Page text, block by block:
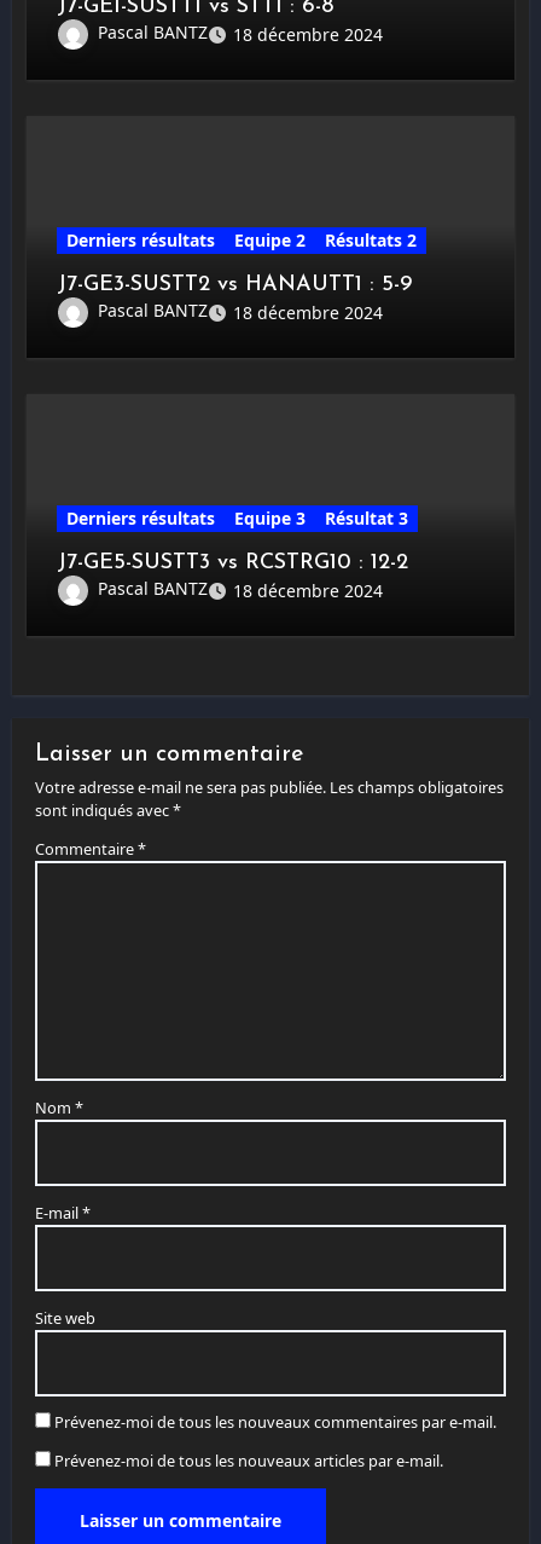
J7-GE1-SUSTT1 vs STT1 : 6-8
Pascal BANTZ
18 décembre 2024
Derniers résultats Equipe 2
Résultats 2
J7-GE3-SUSTT2 vs HANAUTT1 : 5-9
Pascal BANTZ
18 décembre 2024
Derniers résultats Equipe 3
Résultat 3
J7-GE5-SUSTT3 vs RCSTRG10 : 12-2
Pascal BANTZ
18 décembre 2024
Laisser un commentaire
Votre adresse e-mail ne sera pas publiée. Les champs obligatoires
sont indiqués avec*
Commentaire*
Nom *
E-mail*
Site web
Prévenez-moi de tous les nouveaux commentaires par e-mail.
Prévenez-moi de tous les nouveaux articles par e-mail.